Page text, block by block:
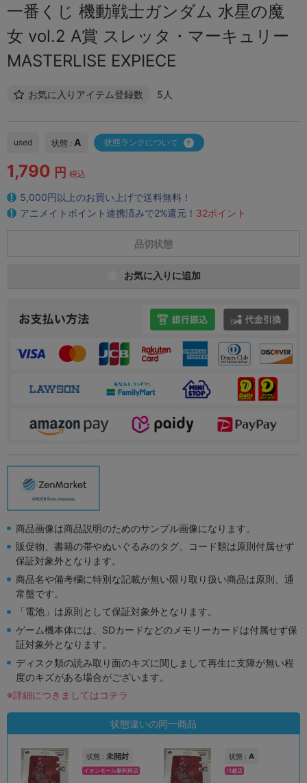
一番くじ 機動戦士ガンダム 水星の魔
女 vol.2 A賞 スレッタ・マーキュリー
MASTERLISE EXPIECE
お気に入りアイテム登録数 5人
used 状態 : A 状態ランクについて
1,790 円 税込
5,000円以上のお買い上げで送料無料！
アニメイトポイント連携済みで2%還元！ 32ポイント
品切状態
お気に入りに追加
商品画像は商品説明のためのサンプル画像になります。
販促物、書籍の帯やぬいぐるみのタグ、コード類は原則付属せず
保証対象外となります。
商品名や備考欄に特別な記載が無い限り取り扱い商品は原則、通
常盤です。
「電池」は原則として保証対象外となります。
ゲーム機本体には、SDカードなどのメモリーカードは付属せず保
証対象外となります。
ディスク類の読み取り面のキズに関しまして再生に支障が無い程
度のキズがある場合がございます。
※詳細につきましてはコチラ
状態違いの同一商品
状態 : 未開封
イオンモール新利府店
状態 : A
川越店